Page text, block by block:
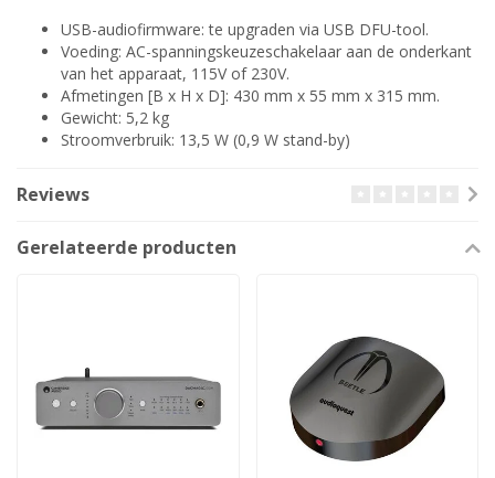
USB-audiofirmware: te upgraden via USB DFU-tool.
Voeding: AC-spanningskeuzeschakelaar aan de onderkant
van het apparaat, 115V of 230V.
Afmetingen [B x H x D]: 430 mm x 55 mm x 315 mm.
Gewicht: 5,2 kg
Stroomverbruik: 13,5 W (0,9 W stand-by)
Reviews
Gerelateerde producten